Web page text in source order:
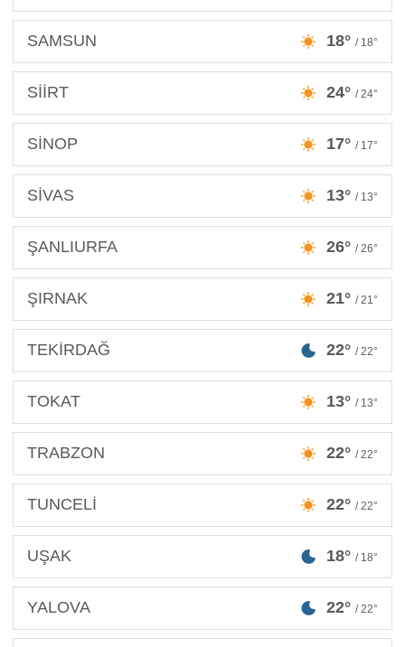
SAMSUN 18° / 18°
SİİRT 24° / 24°
SİNOP 17° / 17°
SİVAS 13° / 13°
ŞANLIURFA 26° / 26°
ŞIRNAK 21° / 21°
TEKİRDAĞ 22° / 22°
TOKAT 13° / 13°
TRABZON 22° / 22°
TUNCELİ 22° / 22°
UŞAK 18° / 18°
YALOVA 22° / 22°